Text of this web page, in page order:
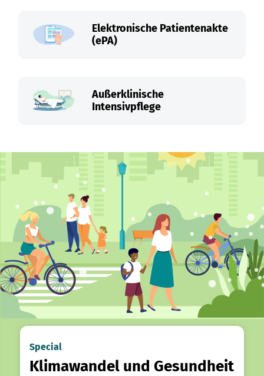
Elektronische Patientenakte
(ePA)
Außerklinische
Intensivpflege
Special
Klimawandel und Gesundheit